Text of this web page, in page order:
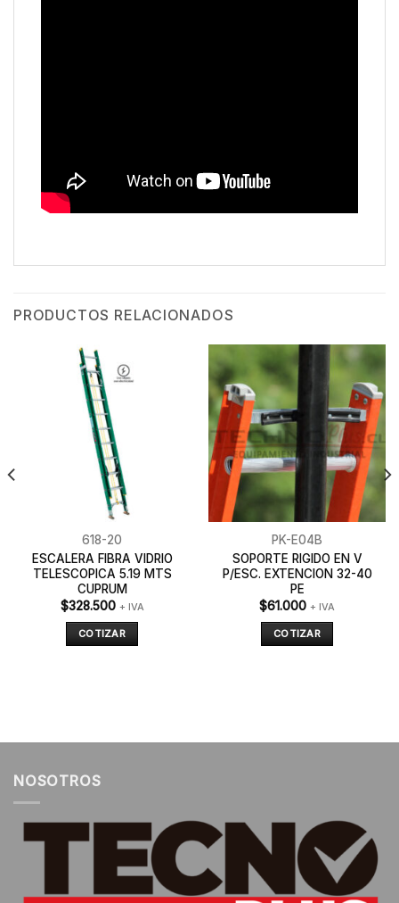
PRODUCTOS RELACIONADOS
618-20
ESCALERA FIBRA VIDRIO
TELESCOPICA 5.19 MTS
CUPRUM
$328.500 + IVA
COTIZAR
PK-E04B
SOPORTE RIGIDO EN V
P/ESC. EXTENCION 32-40
PE
$61.000 + IVA
COTIZAR
NOSOTROS